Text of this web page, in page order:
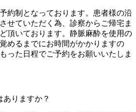
約制となっております。患者様の沿
せていただく為、診察からご帰宅ま
頂いております。静脈麻酔を使用の
めるまでにお時間がかかりますの
った日程でご予約をお願いいたしま
りますか？